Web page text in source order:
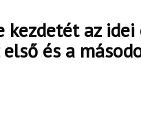
kezdetét az
és a